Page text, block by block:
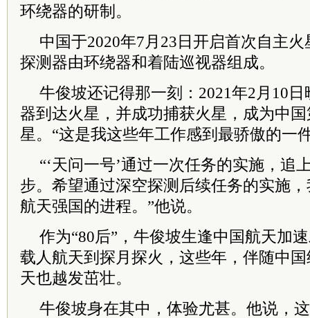
环绕器的研制。
中国于2020年7月23日开启首次自主
探测器由环绕器和着陆巡视器组成。
牛俊坡还记得那一刻：2021年2月10
器到达火星，并成功捕获火星，成为中
星。“这是我这些年工作感到最骄傲的一
“‘天问一号’通过一次任务的实施，追
步。希望通过深空探测后续任务的实施
航天强国的进程。”他说。
作为“80后”，牛俊坡生逢中国航天加
载人航天到探月探火，这些年，伴随中
天也越发茁壮。
牛俊坡身在其中，体验尤甚。他说，